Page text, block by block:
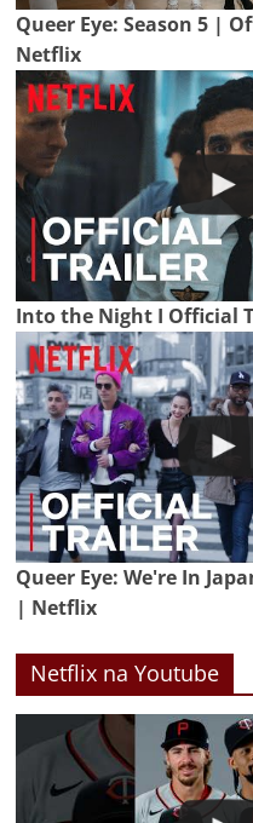
Queer Eye: Season 5 |
Netflix
Into the Night I Official
Queer Eye: We're In
| Netflix
Netflix na Youtube